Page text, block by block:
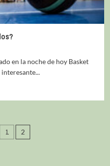
en la noche de hoy Basket
1 2